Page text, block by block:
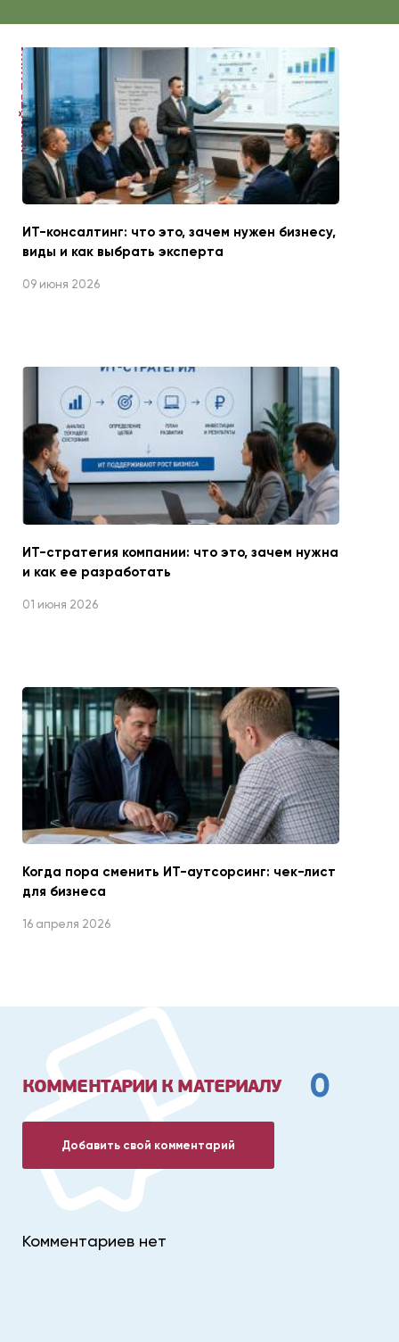
ЧИТАЙТЕ ТАКЖЕ
ИТ-консалтинг: что это, зачем нужен бизнесу,
виды и как выбрать эксперта
09 июня 2026
ИТ-стратегия компании: что это, зачем нужна
и как ее разработать
01 июня 2026
Когда пора сменить ИТ-аутсорсинг: чек-лист
для бизнеса
16 апреля 2026
КОММЕНТАРИИ К МАТЕРИАЛУ 0
Добавить свой комментарий
Комментариев нет